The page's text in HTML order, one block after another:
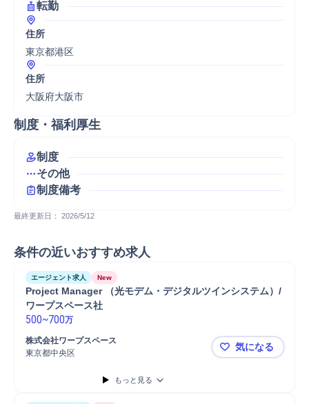
転勤
住所
東京都港区
住所
大阪府大阪市
制度・福利厚生
制度
その他
制度備考
最終更新日： 2026/5/12
条件の近いおすすめ求人
エージェント求人 New
Project Manager （光モデム・デジタルツインシステム）/
ワープスペース社
500~700万
株式会社ワープスペース
東京都中央区
Project
気になる
もっと見る